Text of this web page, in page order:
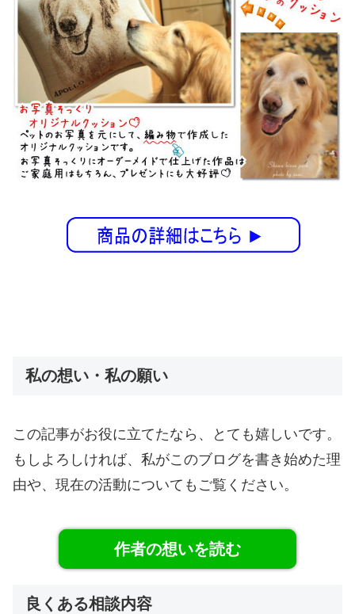
私の想い・私の願い
この記事がお役に立てたなら、とても嬉しいです。
もしよろしければ、私がこのブログを書き始めた理
由や、現在の活動についてもご覧ください。
作者の想いを読む
良くある相談内容